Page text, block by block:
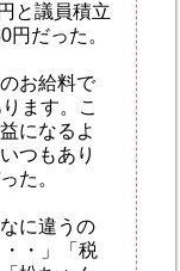
と議員積立
だった。
お給料で
ます。こ
になるよ
つもあり
た。
に違うの
・」「税